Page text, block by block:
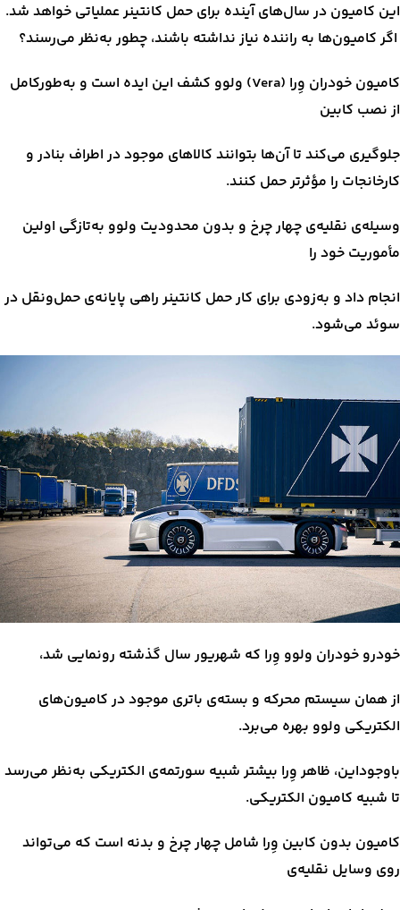
این کامیون در سال‌های آینده برای حمل کانتینر عملیاتی خواهد شد.
اگر کامیون‌ها به راننده نیاز نداشته باشند، چطور به‌نظر می‌رسند؟
کامیون خودران وِرا (Vera) ولوو کشف این ایده است و به‌طورکامل
از نصب کابین
جلوگیری می‌کند تا آن‌ها بتوانند کالاهای موجود در اطراف بنادر و
کارخانجات را مؤثرتر حمل کنند.
وسیله‌ی نقلیه‌ی چهار چرخ و بدون محدودیت ولوو به‌تازگی اولین
مأموریت خود را
انجام داد و به‌زودی برای کار حمل کانتینر راهی پایانه‌ی حمل‌ونقل در
سوئد می‌شود.
خودرو خودران ولوو وِرا که شهریور سال گذشته رونمایی شد،
از همان سیستم محرکه و بسته‌ی باتری موجود در کامیون‌های
الکتریکی ولوو بهره می‌برد.
باوجوداین، ظاهر وِرا بیشتر شبیه سورتمه‌ی الکتریکی به‌نظر می‌رسد
تا شبیه کامیون الکتریکی.
کامیون بدون کابین وِرا شامل چهار چرخ و بدنه است که می‌تواند
روی وسایل نقلیه‌ی